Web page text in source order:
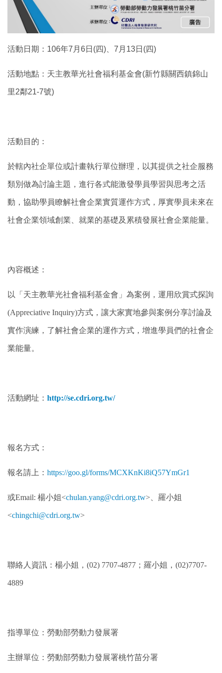
活動日期：106年7月6日(四)、7月13日(四)
活動地點：天主教華光社會福利基金會(新竹縣關西鎮錦山
里2鄰21-7號)
活動目的：
於轄內社企單位或計畫執行單位辦理，以其提供之社企服務
類別做為討論主題，進行各式能激發學員學習與思考之活
動，協助學員瞭解社會企業實質運作方式，厚實學員未來在
社會企業領域創業、就業的基礎及累積發展社會企業能量。
內容概述：
以「天主教華光社會福利基金會」為案例，運用欣賞式探詢
(Appreciative Inquiry)方式，讓大家實地參與案例分享討論及
實作演練，了解社會企業的運作方式，增進學員們的社會企
業能量。
活動網址： http://se.cdri.org.tw/
報名方式：
報名請上： https://goo.gl/forms/MCXKnKi8iQ57YmGr1
或Email: 楊小姐<chulan.yang@cdri.org.tw>、 羅小姐
<chingchi@cdri.org.tw>
聯絡人資訊：楊小姐，(02) 7707-4877；羅小姐，(02)7707-
4889
指導單位：勞動部勞動力發展署
主辦單位：勞動部勞動力發展署桃竹苗分署